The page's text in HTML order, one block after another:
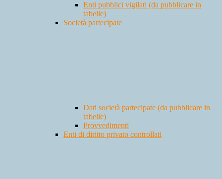
Enti pubblici vigilati (da pubblicare in
tabelle)
Società partecipate
Dati società partecipate (da pubblicare in
tabelle)
Provvedimenti
Enti di diritto privato controllati